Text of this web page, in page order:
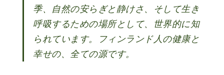
季、自然の安らぎと静けさ、そして生き
呼吸するための場所として、世界的に知
られています。フィンランド人の健康と
幸せの、全ての源です。